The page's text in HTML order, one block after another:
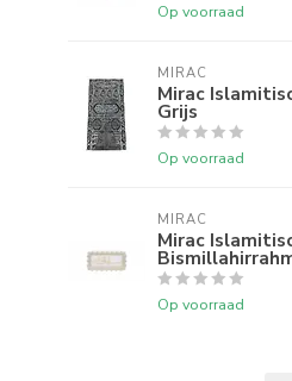
Op voorraad
MIRAC
Mirac
Grijs
Op voorraad
MIRAC
Mirac
Op voorraad